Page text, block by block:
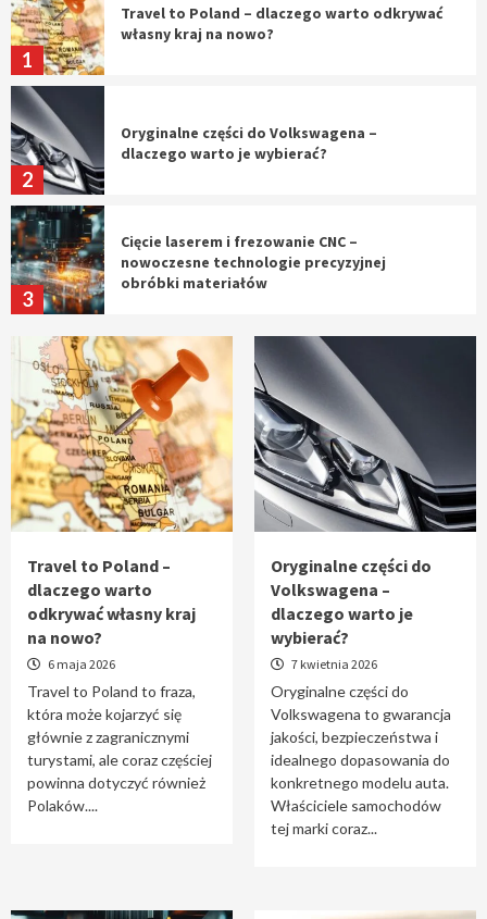
1
Travel to Poland – dlaczego warto odkrywać
własny kraj na nowo?
2
Oryginalne części do Volkswagena –
dlaczego warto je wybierać?
3
Cięcie laserem i frezowanie CNC –
nowoczesne technologie precyzyjnej
obróbki materiałów
4
Czy sztuczna inteligencja wyprze pracę
geodety w przyszłości?
5
Tworzenie aplikacji internetowych – jak
powstają nowoczesne rozwiązania cyfrowe
1
Travel to Poland – dlaczego warto odkrywać
własny kraj na nowo?
2
Oryginalne części do Volkswagena –
dlaczego warto je wybierać?
Cięcie laserem i frezowanie CNC –
Travel to Poland –
dlaczego warto
odkrywać własny kraj
na nowo?
6 maja 2026
Travel to Poland to fraza,
która może kojarzyć się
głównie z zagranicznymi
turystami, ale coraz częściej
powinna dotyczyć również
Polaków....
Oryginalne części do
Volkswagena –
dlaczego warto je
wybierać?
7 kwietnia 2026
Oryginalne części do
Volkswagena to gwarancja
jakości, bezpieczeństwa i
idealnego dopasowania do
konkretnego modelu auta.
Właściciele samochodów
tej marki coraz...